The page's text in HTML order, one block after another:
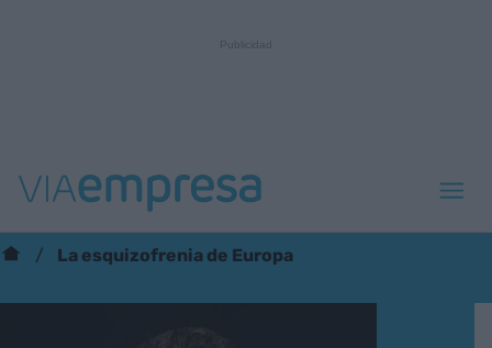
La esquizofrenia de Europa